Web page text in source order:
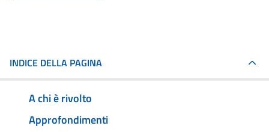
INDICE DELLA PAGINA
A chi è rivolto
Approfondimenti